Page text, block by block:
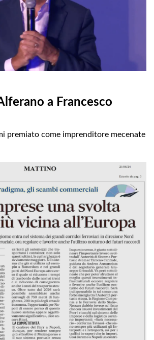
a Francesco
premiato come imprenditore mecenate